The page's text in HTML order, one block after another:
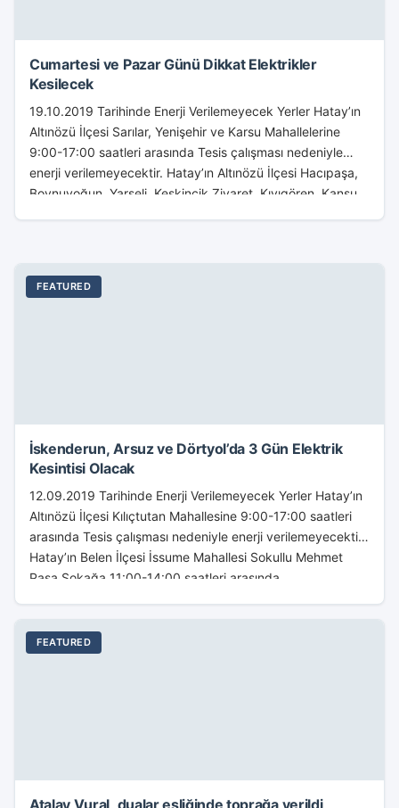
Cumartesi ve Pazar Günü Dikkat Elektrikler
Kesilecek
19.10.2019 Tarihinde Enerji Verilemeyecek Yerler Hatay’ın
Altınözü İlçesi Sarılar, Yenişehir ve Karsu Mahallelerine
9:00-17:00 saatleri arasında Tesis çalışması nedeniyle
enerji verilemeyecektir. Hatay’ın Altınözü İlçesi Hacıpaşa,
Boynuyoğun, Yarseli, Keskincik,Ziyaret, Kıyıgören, Kansu...
FEATURED
İskenderun, Arsuz ve Dörtyol’da 3 Gün Elektrik
Kesintisi Olacak
12.09.2019 Tarihinde Enerji Verilemeyecek Yerler Hatay’ın
Altınözü İlçesi Kılıçtutan Mahallesine 9:00-17:00 saatleri
arasında Tesis çalışması nedeniyle enerji verilemeyecektir.
Hatay’ın Belen İlçesi İssume Mahallesi Sokullu Mehmet
Paşa Sokağa 11:00-14:00 saatleri arasında...
FEATURED
Atalay Vural, dualar eşliğinde toprağa verildi